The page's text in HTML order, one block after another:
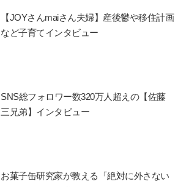
【JOYさんmaiさん夫婦】産後鬱や移住計画
など子育てインタビュー
SNS総フォロワー数320万人超えの【佐藤
三兄弟】インタビュー
お菓子缶研究家が教える「絶対に外さない